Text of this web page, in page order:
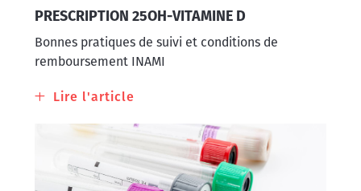
PRESCRIPTION 25OH-VITAMINE D
Bonnes pratiques de suivi et conditions de
remboursement INAMI
Lire l'article
Prescription
25OH-